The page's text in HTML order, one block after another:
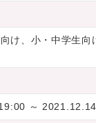
け、小・中学生向
～